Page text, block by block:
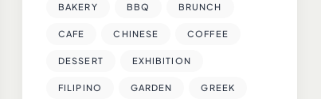
BAKERY BBQ BRUNCH
CAFE CHINESE COFFEE
DESSERT EXHIBITION
FILIPINO GARDEN GREEK